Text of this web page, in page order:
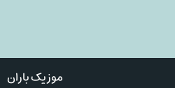
موزیک باران